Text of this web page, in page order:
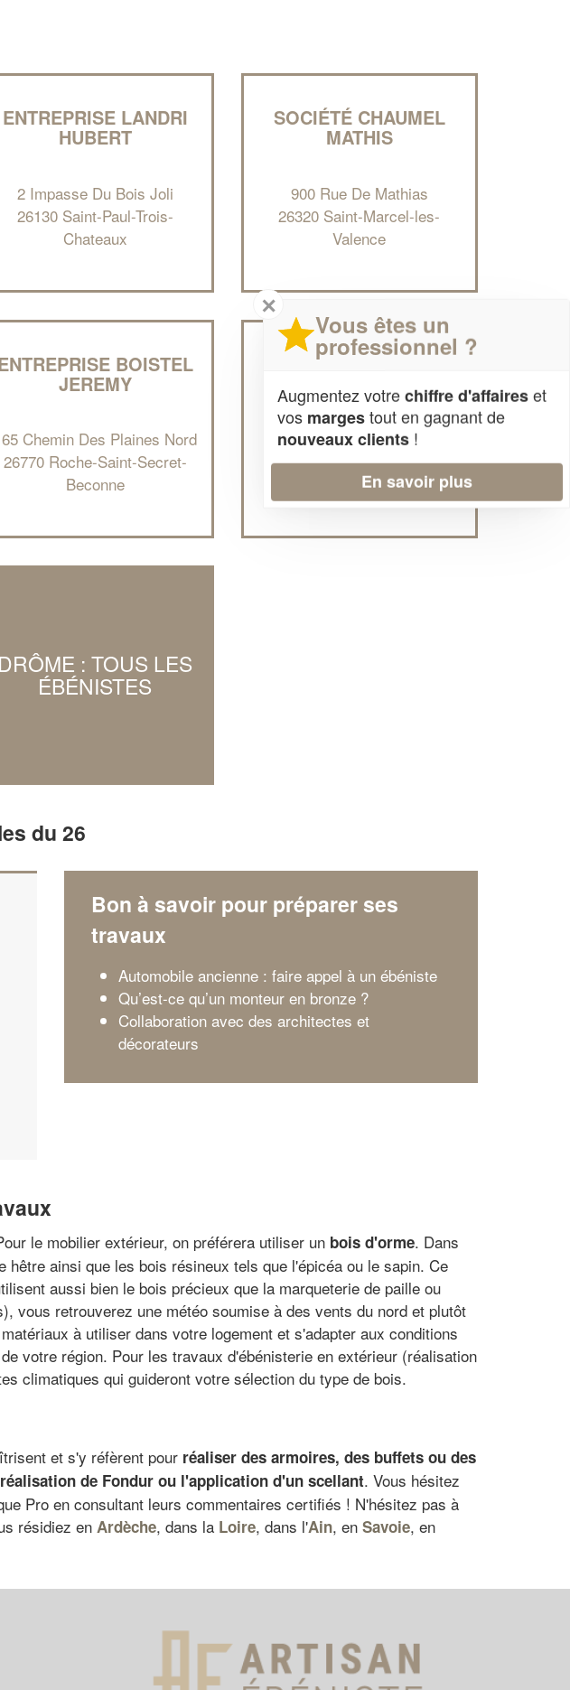
ENTREPRISE LANDRI
HUBERT
2 Impasse Du Bois Joli
26130 Saint-Paul-Trois-
Chateaux
SOCIÉTÉ CHAUMEL
MATHIS
900 Rue De Mathias
26320 Saint-Marcel-les-
Valence
BOISTEL
JEREMY
Chemin Des Plaines Nord
26770 Roche-Saint-Secret-
Beconne
ENTREPRISE LIEVAUX
525 Chemin Du Vigier
26110 Valouse
DRÔME : TOUS LES
ÉBÉNISTES
du 26
Bon à savoir pour préparer ses
travaux
Automobile ancienne : faire appel à un ébéniste
Qu’est-ce qu’un monteur en bronze ?
Collaboration avec des architectes et
décorateurs
le mobilier extérieur, on préférera utiliser un bois d'orme. Dans
ainsi que les bois résineux tels que l'épicéa ou le sapin. Ce
aussi bien le bois précieux que la marqueterie de paille ou
vous retrouverez une météo soumise à des vents du nord et plutôt
à utiliser dans votre logement et s'adapter aux conditions
votre région. Pour les travaux d'ébénisterie en extérieur (réalisation
climatiques qui guideront votre sélection du type de bois.
et s'y réfèrent pour réaliser des armoires, des buffets ou des
réalisation de Fondur ou l'application d'un scellant. Vous hésitez
Pro en consultant leurs commentaires certifiés ! N'hésitez pas à
résidiez en Ardèche, dans la Loire, dans l'Ain, en Savoie, en
✕
Vous êtes un
professionnel ?
Augmentez votrechiffre d'affaireset
vos margestout en gagnant de
nouveaux clients !
En savoir plus